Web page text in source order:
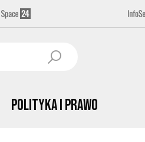
Polityka i prawo